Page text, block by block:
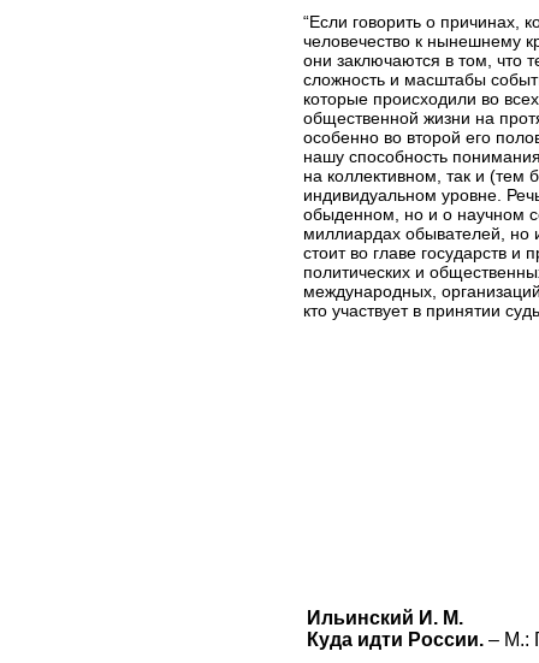
“Если говорить о причинах,
человечество к нынешнему
они заключаются в том, что
сложность и масштабы
которые происходили во
общественной жизни на
особенно во второй его
нашу способность
на коллективном, так и (тем
индивидуальном уровне.
обыденном, но и о научном
миллиардах обывателей, но
стоит во главе государств и
политических и
международных,
кто участвует в принятии
Ильинский И. М.
Куда идти России. – М.: